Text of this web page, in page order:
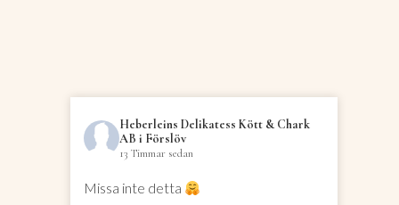
Heberleins Delikatess Kött & Chark
AB i Förslöv
13 Timmar sedan
Missa inte detta